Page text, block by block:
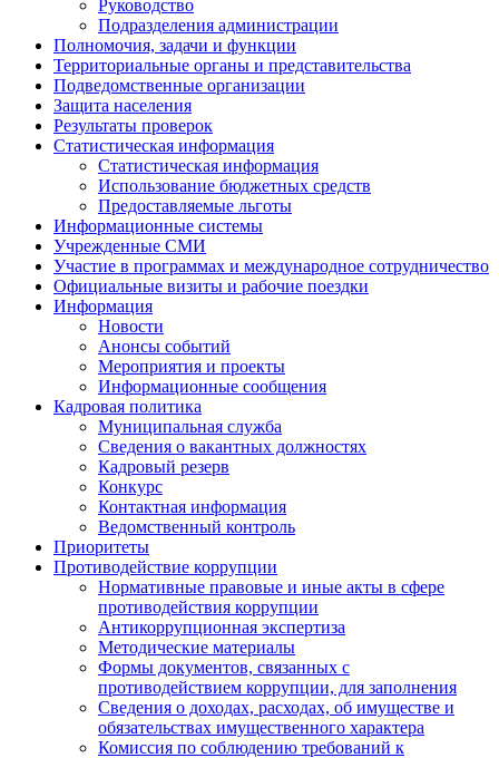
Руководство
Подразделения администрации
Полномочия, задачи и функции
Территориальные органы и представительства
Подведомственные организации
Защита населения
Результаты проверок
Статистическая информация
Статистическая информация
Использование бюджетных средств
Предоставляемые льготы
Информационные системы
Учрежденные СМИ
Участие в программах и международное сотрудничество
Официальные визиты и рабочие поездки
Информация
Новости
Анонсы событий
Мероприятия и проекты
Информационные сообщения
Кадровая политика
Муниципальная служба
Сведения о вакантных должностях
Кадровый резерв
Конкурс
Контактная информация
Ведомственный контроль
Приоритеты
Противодействие коррупции
Нормативные правовые и иные акты в сфере
противодействия коррупции
Антикоррупционная экспертиза
Методические материалы
Формы документов, связанных с
противодействием коррупции, для заполнения
Сведения о доходах, расходах, об имуществе и
обязательствах имущественного характера
Комиссия по соблюдению требований к